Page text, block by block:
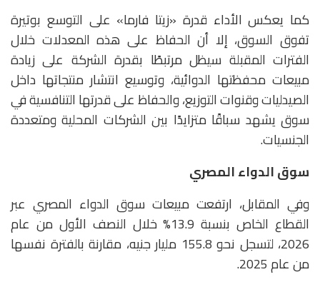
كما يعكس الأداء قدرة «زيتا فارما» على التوسع بوتيرة
تفوق السوق، إلا أن الحفاظ على هذه المعدلات خلال
الفترات المقبلة سيظل مرتبطًا بقدرة الشركة على زيادة
مبيعات محفظتها الدوائية، وتوسيع انتشار منتجاتها داخل
الصيدليات وقنوات التوزيع، والحفاظ على قدرتها التنافسية في
سوق يشهد سباقًا متزايدًا بين الشركات المحلية ومتعددة
الجنسيات.
سوق الدواء المصري
وفي المقابل، ارتفعت مبيعات سوق الدواء المصري عبر
القطاع الخاص بنسبة 13.9% خلال النصف الأول من عام
2026، لتسجل نحو 155.8 مليار جنيه، مقارنة بالفترة نفسها
من عام 2025.